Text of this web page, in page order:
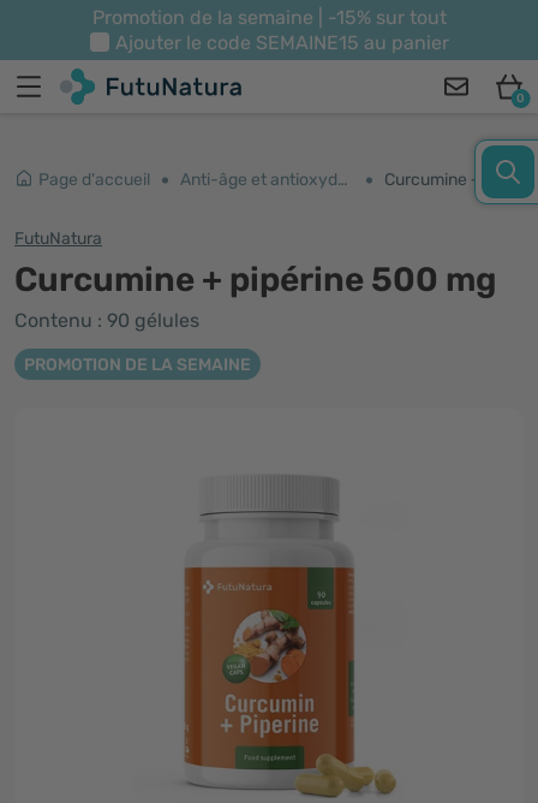
Promotion de la semaine | -15% sur tout
Ajouter le code SEMAINE15 au panier
0
Page d'accueil Anti-âge et antioxydants Curcumine + pipérine 500 mg
FutuNatura
Curcumine + pipérine 500 mg
Contenu : 90 gélules
PROMOTION DE LA SEMAINE